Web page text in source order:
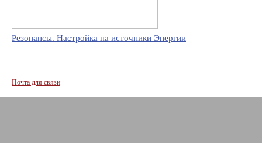
Резонансы. Настройка на источники Энергии
Почта для связи